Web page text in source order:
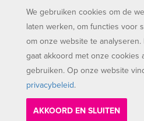
We gebruiken cookies om de
laten werken, om functies voor
om onze website te
gaat akkoord met onze cookies
gebruiken. Op onze website
privacybeleid.
AKKOORD EN SLUITEN